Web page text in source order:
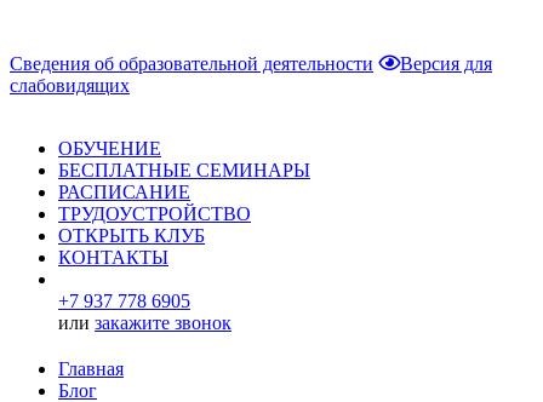
Сведения об образовательной деятельности
Версия для
слабовидящих
ОБУЧЕНИЕ
БЕСПЛАТНЫЕ СЕМИНАРЫ
РАСПИСАНИЕ
ТРУДОУСТРОЙСТВО
ОТКРЫТЬ КЛУБ
КОНТАКТЫ
+7 937 778 6905
или закажите звонок
Главная
Блог